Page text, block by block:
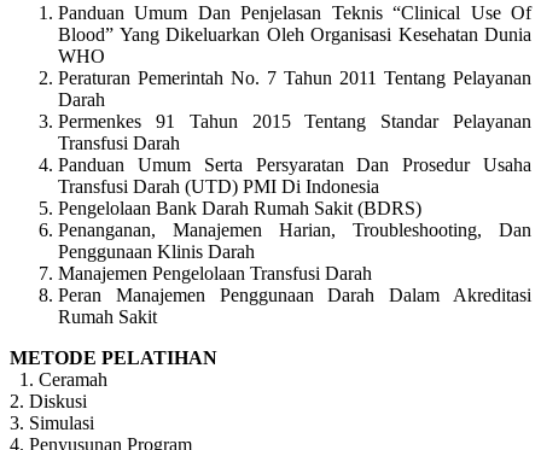
Panduan Umum Dan Penjelasan Teknis “Clinical Use Of
Blood” Yang Dikeluarkan Oleh Organisasi Kesehatan Dunia
WHO
Peraturan Pemerintah No. 7 Tahun 2011 Tentang Pelayanan
Darah
Permenkes 91 Tahun 2015 Tentang Standar Pelayanan
Transfusi Darah
Panduan Umum Serta Persyaratan Dan Prosedur Usaha
Transfusi Darah (UTD) PMI Di Indonesia
Pengelolaan Bank Darah Rumah Sakit (BDRS)
Penanganan, Manajemen Harian, Troubleshooting, Dan
Penggunaan Klinis Darah
Manajemen Pengelolaan Transfusi Darah
Peran Manajemen Penggunaan Darah Dalam Akreditasi
Rumah Sakit
METODE PELATIHAN
1. Ceramah
2. Diskusi
3. Simulasi
4. Penyusunan Program